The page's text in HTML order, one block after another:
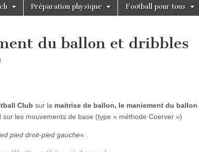
Préparation physique Football pour tous
du ballon et dribbles
Club sur la maitrise de ballon, le maniement du ballon
les mouvements de base (type « méthode Coerver »)
pied droit-pied gauche« .